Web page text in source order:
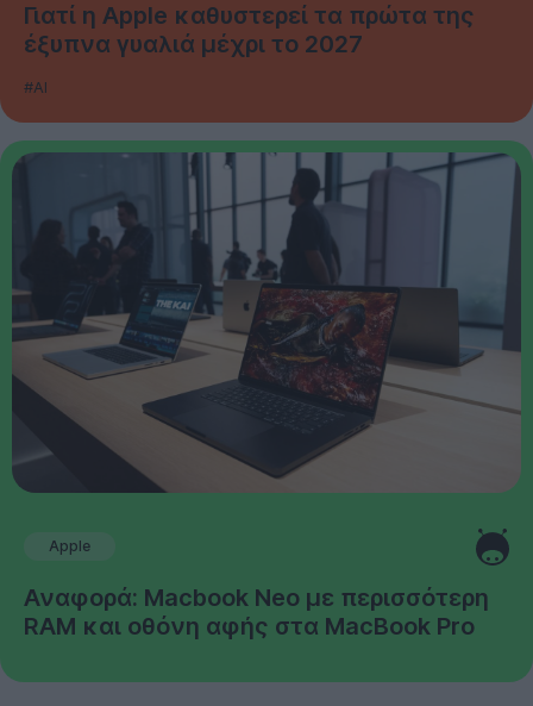
Γιατί η Apple καθυστερεί τα πρώτα της
έξυπνα γυαλιά μέχρι το 2027
#AI
Apple
Αναφορά: Macbook Neo με περισσότερη
RAM και οθόνη αφής στα MacBook Pro